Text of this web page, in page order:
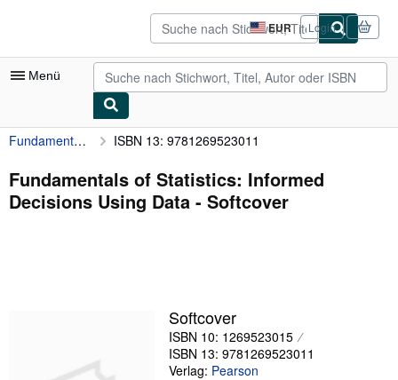
EUR
Seite
der
Einkaufseinstellungen.
Login
Menü
Nutzerkonto
Meine Bestellungen
Detailsuche
Verkäufer werden
Fundamentals of Statistics: Informed Decisions Using Data ISBN 13: 9781269523011
Fundamentals of Statistics: Informed
Decisions Using Data - Softcover
Softcover
ISBN 10: 1269523015
ISBN 13: 9781269523011
Verlag: Pearson